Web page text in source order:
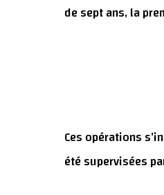
de sept ans, la
Ces opérations
été supervisées